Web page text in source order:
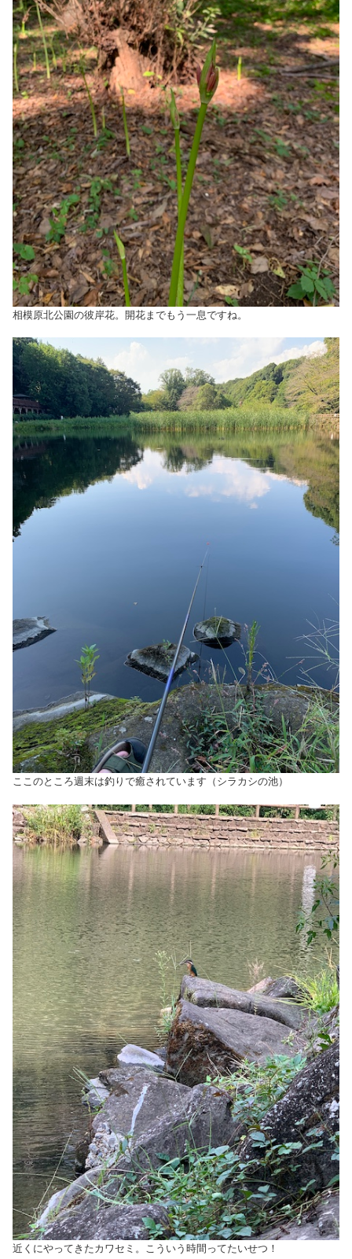
相模原北公園の彼岸花。開花までもう一息ですね。
ここのところ週末は釣りで癒されています（シラカシの池）
近くにやってきたカワセミ。こういう時間ってたいせつ！